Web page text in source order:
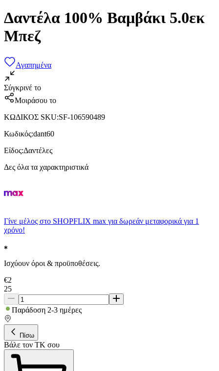
Δαντέλα 100% Βαμβάκι 5.0εκ
Μπεζ
Αγαπημένα
Σύγκρινέ το
Μοιράσου το
ΚΩΔΙΚΟΣ SKU:SF-106590489
Κωδικός:dant60
Είδος:Δαντέλες
Δες όλα τα χαρακτηριστικά
Γίνε μέλος στο SHOPFLIX max για δωρεάν μεταφορικά για 1
χρόνο!
Ισχύουν όροι & προϋποθέσεις.
€2
25
Παράδοση 2-3 ημέρες
Πίσω
Βάλε τον ΤΚ σου